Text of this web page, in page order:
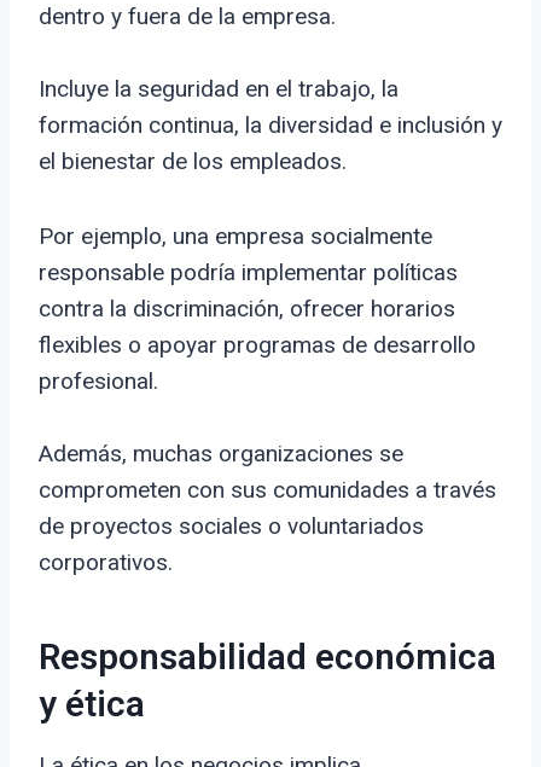
dentro y fuera de la empresa.
Incluye la seguridad en el trabajo, la
formación continua, la diversidad e inclusión y
el bienestar de los empleados.
Por ejemplo, una empresa socialmente
responsable podría implementar políticas
contra la discriminación, ofrecer horarios
flexibles o apoyar programas de desarrollo
profesional.
Además, muchas organizaciones se
comprometen con sus comunidades a través
de proyectos sociales o voluntariados
corporativos.
Responsabilidad económica
y ética